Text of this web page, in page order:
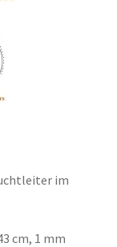
im
cm, 1 mm